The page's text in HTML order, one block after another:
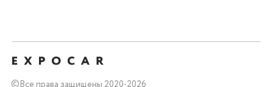
©Все права защищены 2020-2026